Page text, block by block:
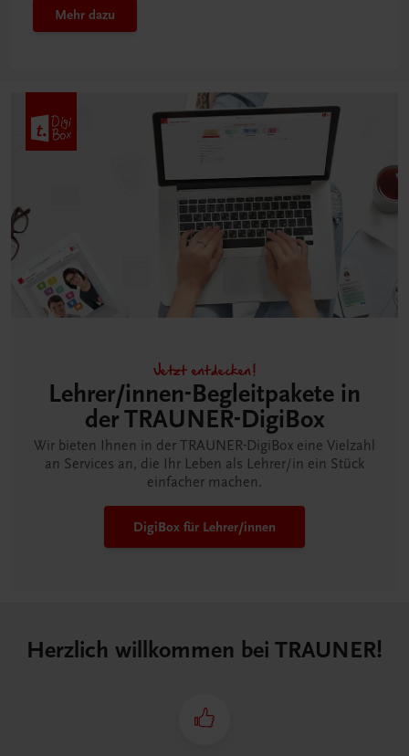
Mehr dazu
Jetzt entdecken!
Lehrer/innen-Begleitpakete in
der TRAUNER-DigiBox
Wir bieten Ihnen in der TRAUNER-DigiBox eine Vielzahl
an Services an, die Ihr Leben als Lehrer/in ein Stück
einfacher machen.
DigiBox für Lehrer/innen
Herzlich willkommen bei TRAUNER!